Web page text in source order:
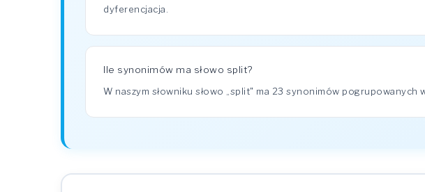
dyferencjacja.
Ile synonimów ma słowo split?
W naszym słowniku słowo „split" ma 23 synonimów pogrupowanych